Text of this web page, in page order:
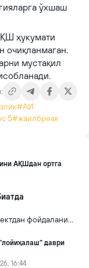
ўхшаш
ҳукумати
очиқланмаган.
мустақил
#АИ
5#жаилбреак
АҚШдан ортга
фойдаланиб
умид уйғотиш
борасидаги
даври
16:44